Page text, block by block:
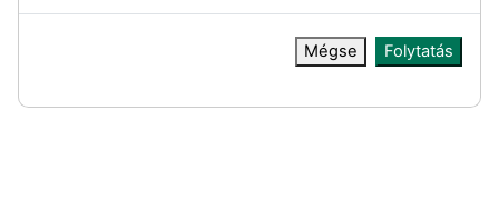
Mégse Folytatás